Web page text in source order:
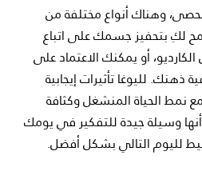
وهناك أنواع مختلفة من
لكِ بتحفيز جسمك على اتباع
أو يمكنك الاعتماد على
ذهنك. لليوغا تأثيرات إيجابية
نمط الحياة المنشغل وكثافة
أنها وسيلة جيدة للتفكير في يومك
لليوم التالي بشكل أفضل.